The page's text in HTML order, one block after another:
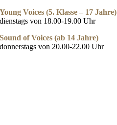
Young Voices (5. Klasse – 17 Jahre)
dienstags von 18.00-19.00 Uhr
Sound of Voices (ab 14 Jahre)
donnerstags von 20.00-22.00 Uhr